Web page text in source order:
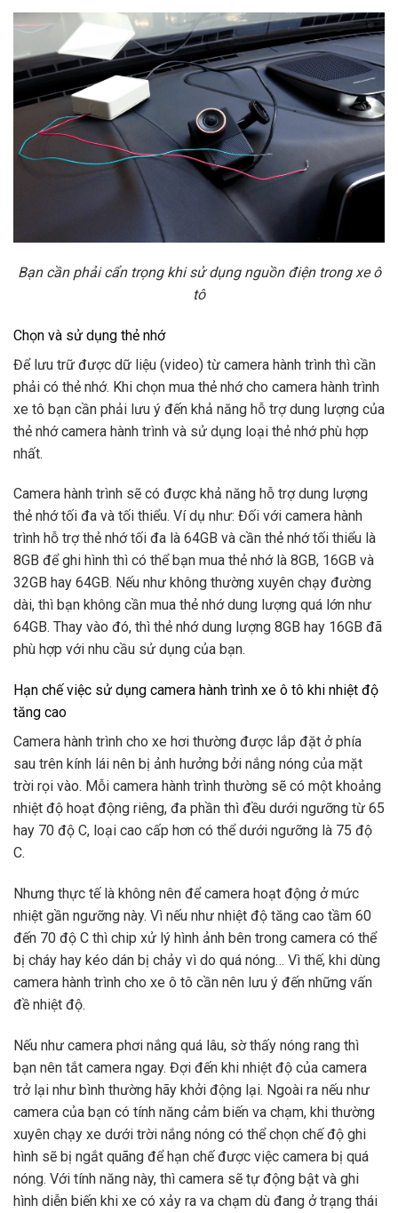
Bạn cần phải cẩn trọng khi sử dụng nguồn điện trong xe ô
tô
Chọn và sử dụng thẻ nhớ
Để lưu trữ được dữ liệu (video) từ camera hành trình thì cần
phải có thẻ nhớ. Khi chọn mua thẻ nhớ cho camera hành trình
xe tô bạn cần phải lưu ý đến khả năng hỗ trợ dung lượng của
thẻ nhớ camera hành trình và sử dụng loại thẻ nhớ phù hợp
nhất.
Camera hành trình sẽ có được khả năng hỗ trợ dung lượng
thẻ nhớ tối đa và tối thiểu. Ví dụ như: Đối với camera hành
trình hỗ trợ thẻ nhớ tối đa là 64GB và cần thẻ nhớ tối thiểu là
8GB để ghi hình thì có thể bạn mua thẻ nhớ là 8GB, 16GB và
32GB hay 64GB. Nếu như không thường xuyên chạy đường
dài, thì bạn không cần mua thẻ nhớ dung lượng quá lớn như
64GB. Thay vào đó, thì thẻ nhớ dung lượng 8GB hay 16GB đã
phù hợp với nhu cầu sử dụng của bạn.
Hạn chế việc sử dụng camera hành trình xe ô tô khi nhiệt độ
tăng cao
Camera hành trình cho xe hơi thường được lắp đặt ở phía
sau trên kính lái nên bị ảnh hưởng bởi nắng nóng của mặt
trời rọi vào. Mỗi camera hành trình thường sẽ có một khoảng
nhiệt độ hoạt động riêng, đa phần thì đều dưới ngưỡng từ 65
hay 70 độ C, loại cao cấp hơn có thể dưới ngưỡng là 75 độ
C.
Nhưng thực tế là không nên để camera hoạt động ở mức
nhiệt gần ngưỡng này. Vì nếu như nhiệt độ tăng cao tầm 60
đến 70 độ C thì chip xử lý hình ảnh bên trong camera có thể
bị cháy hay kéo dán bị chảy vì do quá nóng… Vì thế, khi dùng
camera hành trình cho xe ô tô cần nên lưu ý đến những vấn
đề nhiệt độ.
Nếu như camera phơi nắng quá lâu, sờ thấy nóng rang thì
bạn nên tắt camera ngay. Đợi đến khi nhiệt độ của camera
trở lại như bình thường hãy khởi động lại. Ngoài ra nếu như
camera của bạn có tính năng cảm biến va chạm, khi thường
xuyên chạy xe dưới trời nắng nóng có thể chọn chế độ ghi
hình sẽ bị ngắt quãng để hạn chế được việc camera bị quá
nóng. Với tính năng này, thì camera sẽ tự động bật và ghi
hình diễn biến khi xe có xảy ra va chạm dù đang ở trạng thái